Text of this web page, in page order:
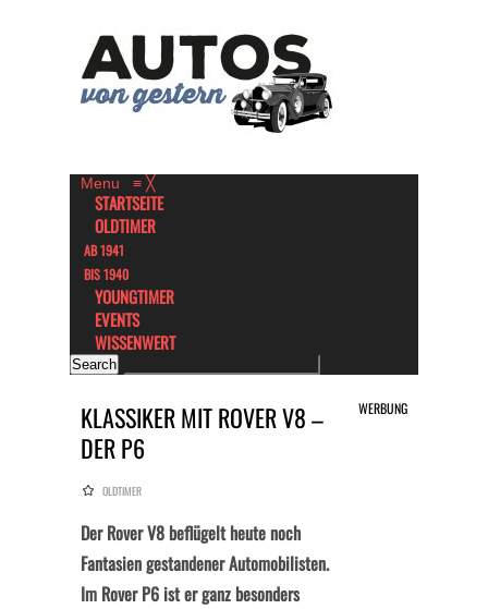
Menu ≡ ╳
STARTSEITE
OLDTIMER
AB 1941
BIS 1940
YOUNGTIMER
EVENTS
WISSENWERT
KLASSIKER MIT ROVER V8 –
DER P6
WERBUNG
OLDTIMER
Der Rover V8 beflügelt heute noch
Fantasien gestandener Automobilisten.
Im Rover P6 ist er ganz besonders